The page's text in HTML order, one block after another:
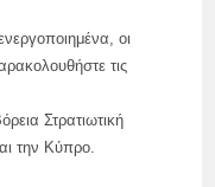
οι
τις
Στρατιωτική
την Κύπρο.